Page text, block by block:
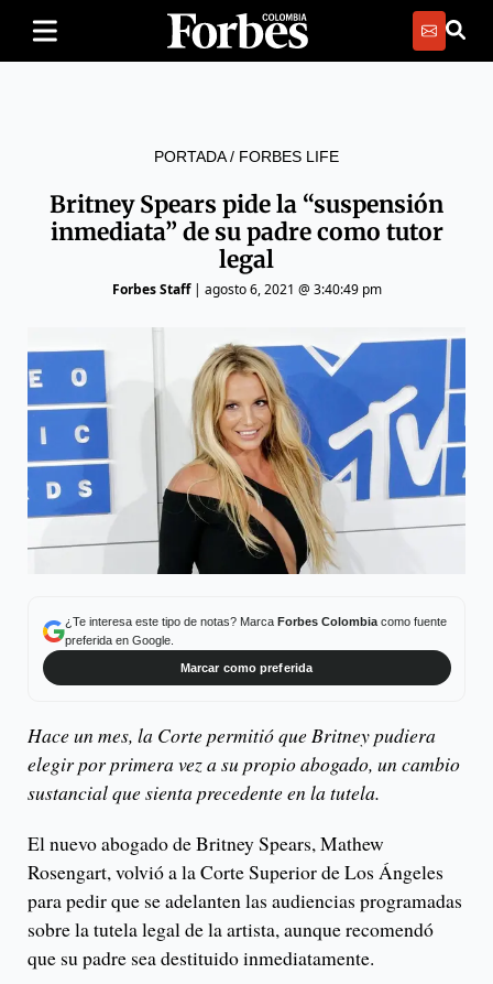
PORTADA/ FORBES LIFE
Britney Spears pide la “suspensión
inmediata” de su padre como tutor
legal
Forbes Staff| agosto 6, 2021 @ 3:40:49 pm
¿Te interesa este tipo de notas? Marca Forbes Colombiacomo fuente
preferida en Google.
Marcar como preferida
Hace un mes, la Corte permitió que Britney pudiera
elegir por primera vez a su propio abogado, un cambio
sustancial que sienta precedente en la tutela.
El nuevo abogado de Britney Spears, Mathew
Rosengart, volvió a la Corte Superior de Los Ángeles
para pedir que se adelanten las audiencias programadas
sobre la tutela legal de la artista, aunque recomendó
que su padre sea destituido inmediatamente.